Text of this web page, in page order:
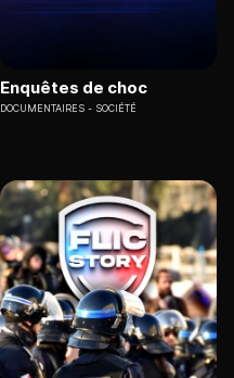
Enquêtes de choc
DOCUMENTAIRES SOCIÉTÉ